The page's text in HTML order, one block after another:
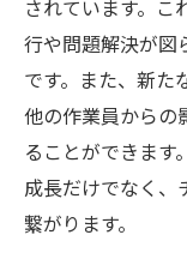
されています。こ
行や問題解決が図
です。また、新た
他の作業員からの
ることができます
成長だけでなく、
繋がります。